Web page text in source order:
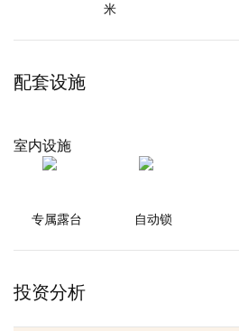
米
配套设施
室内设施
专属露台 自动锁
投资分析